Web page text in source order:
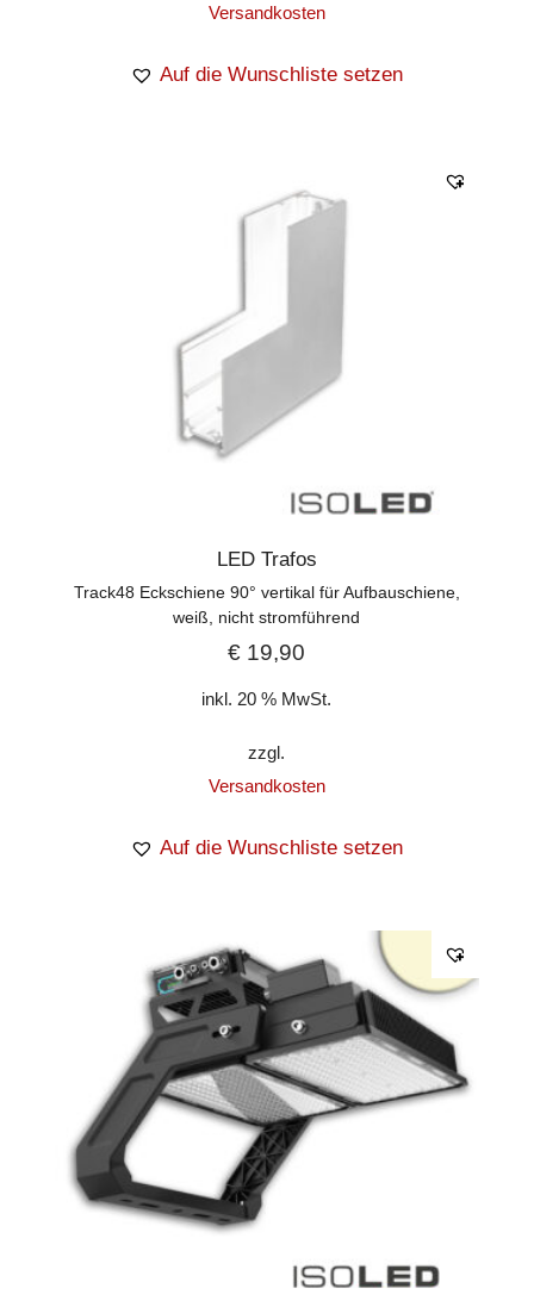
Versandkosten
Auf die Wunschliste setzen
LED Trafos
Track48 Eckschiene 90° vertikal für Aufbauschiene,
weiß, nicht stromführend
€ 19,90
inkl. 20 % MwSt.
zzgl.
Versandkosten
Auf die Wunschliste setzen